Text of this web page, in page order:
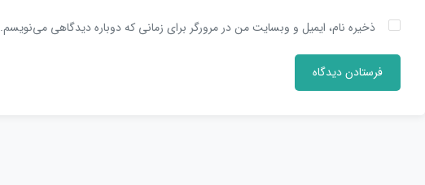
ذخیره نام، ایمیل و وبسایت من در مرورگر برای زمانی که دوباره دیدگاهی می‌نویسم.